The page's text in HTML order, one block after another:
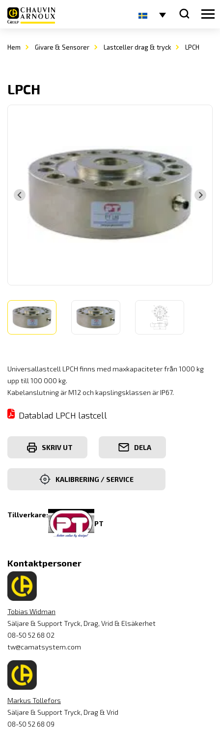
Hem Givare & Sensorer Lastceller drag & tryck LPCH
LPCH
Universallastcell LPCH finns med maxkapaciteter från 1000 kg
upp till 100 000 kg.
Kabelanslutning är M12 och kapslingsklassen är IP67.
Datablad LPCH lastcell
SKRIV UT DELA
KALIBRERING / SERVICE
Tillverkare:
PT
Kontaktpersoner
Tobias Widman
Säljare & Support Tryck, Drag, Vrid & Elsäkerhet
08-50 52 68 02
tw@camatsystem.com
Markus Tollefors
Säljare & Support Tryck, Drag & Vrid
08-50 52 68 09